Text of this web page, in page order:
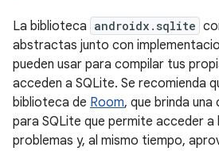
La biblioteca androidx.sqlite
abstractas junto con
pueden usar para compilar tus
acceden a SQLite. Se recomienda
biblioteca de Room, que brinda
para SQLite que permite acceder a
problemas y, al mismo tiempo,